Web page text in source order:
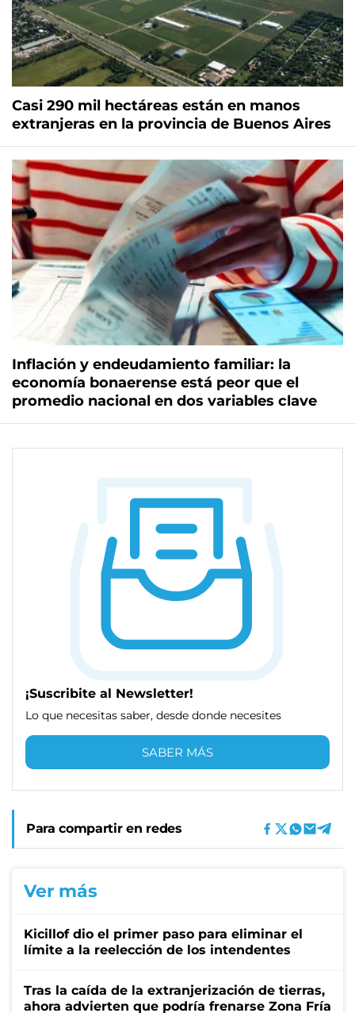
Casi 290 mil hectáreas están en manos
extranjeras en la provincia de Buenos Aires
Inflación y endeudamiento familiar: la
economía bonaerense está peor que el
promedio nacional en dos variables clave
¡Suscribite al Newsletter!
Lo que necesitas saber, desde donde necesites
SABER MÁS
Para compartir en redes
Ver más
Kicillof dio el primer paso para eliminar el
límite a la reelección de los intendentes
Tras la caída de la extranjerización de tierras,
ahora advierten que podría frenarse Zona Fría